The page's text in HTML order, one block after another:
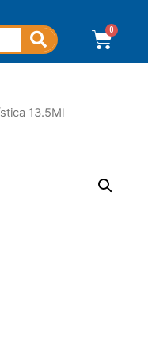
13.5Ml